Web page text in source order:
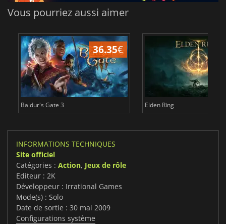
Vous pourriez aussi aimer
36.35€
Baldur's Gate 3 Elden Ring
INFORMATIONS TECHNIQUES
Site officiel
Catégories : Action, Jeux de rôle
Editeur : 2K
Développeur : Irrational Games
Mode(s) : Solo
Date de sortie : 30 mai 2009
Configurations système